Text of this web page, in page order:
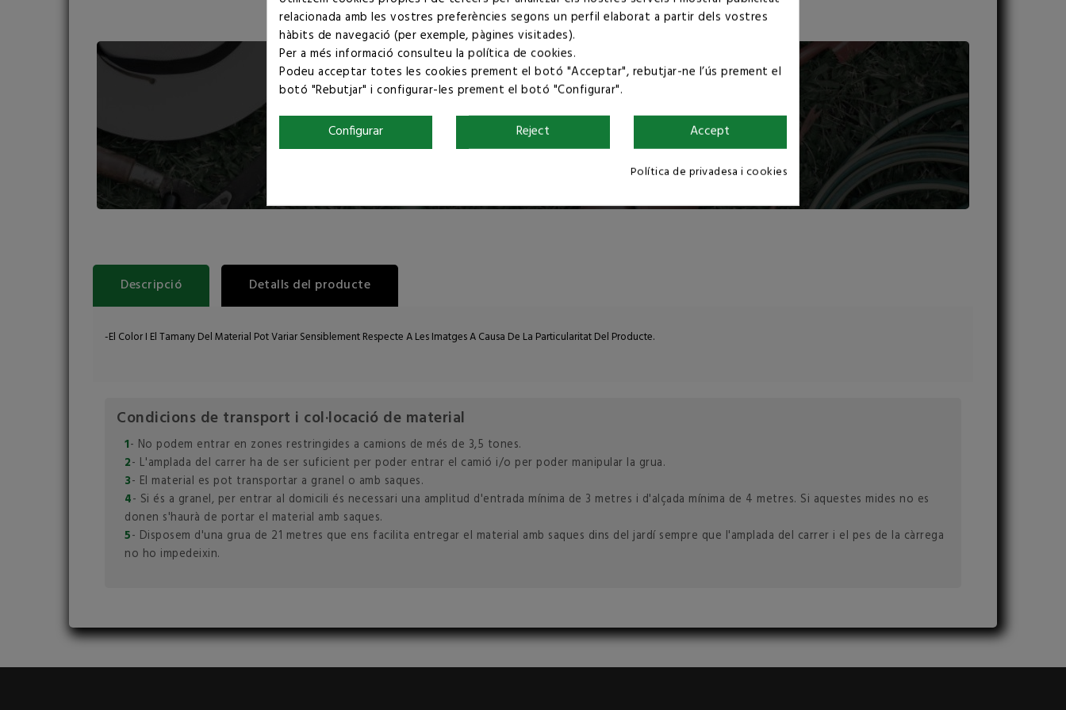
Descripció Detalls del producte
-El Color I El Tamany Del Material Pot Variar Sensiblement Respecte A Les Imatges A Causa De La Particularitat Del Producte.
Condicions de transport i col·locació de material
1- No podem entrar en zones restringides a camions de més de 3,5 tones.
2- L'amplada del carrer ha de ser suficient per poder entrar el camió i/o per poder manipular la grua.
3- El material es pot transportar a granel o amb saques.
4- Si és a granel, per entrar al domicili és necessari una amplitud d'entrada mínima de 3 metres i d'alçada mínima de 4 metres. Si aquestes mides no es
donen s'haurà de portar el material amb saques.
5- Disposem d'una grua de 21 metres que ens facilita entregar el material amb saques dins del jardí sempre que l'amplada del carrer i el pes de la càrrega
no ho impedeixin.
relacionada amb les vostres preferències segons un perfil elaborat a partir dels vostres
hàbits de navegació (per exemple, pàgines visitades).
Per a més informació consulteu la política de cookies.
Podeu acceptar totes les cookies prement el botó "Acceptar", rebutjar-ne l’ús prement el
botó "Rebutjar" i configurar-les prement el botó "Configurar".
Configurar Reject Accept
Política de privadesa i cookies